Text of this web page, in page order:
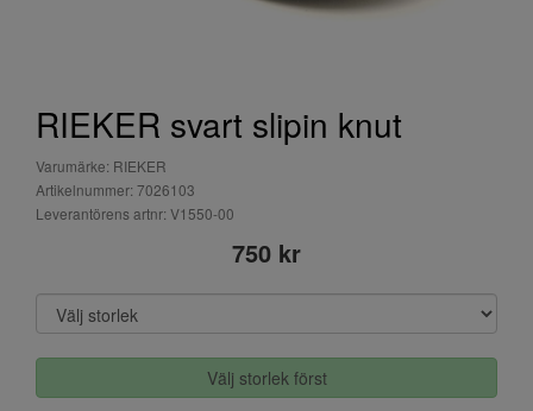
RIEKER svart slipin knut
Varumärke: RIEKER
Artikelnummer: 7026103
Leverantörens artnr: V1550-00
750 kr
Välj storlek först